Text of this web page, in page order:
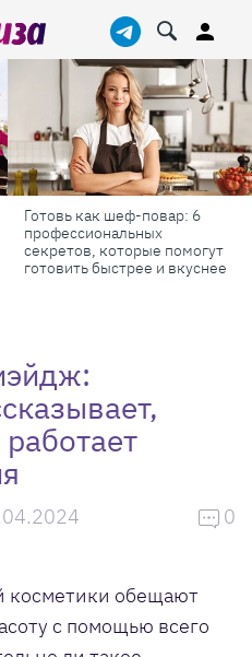
Масштабные приключения:
самые красивые фестивали
России в августе
0
косметики обещают
с помощью всего